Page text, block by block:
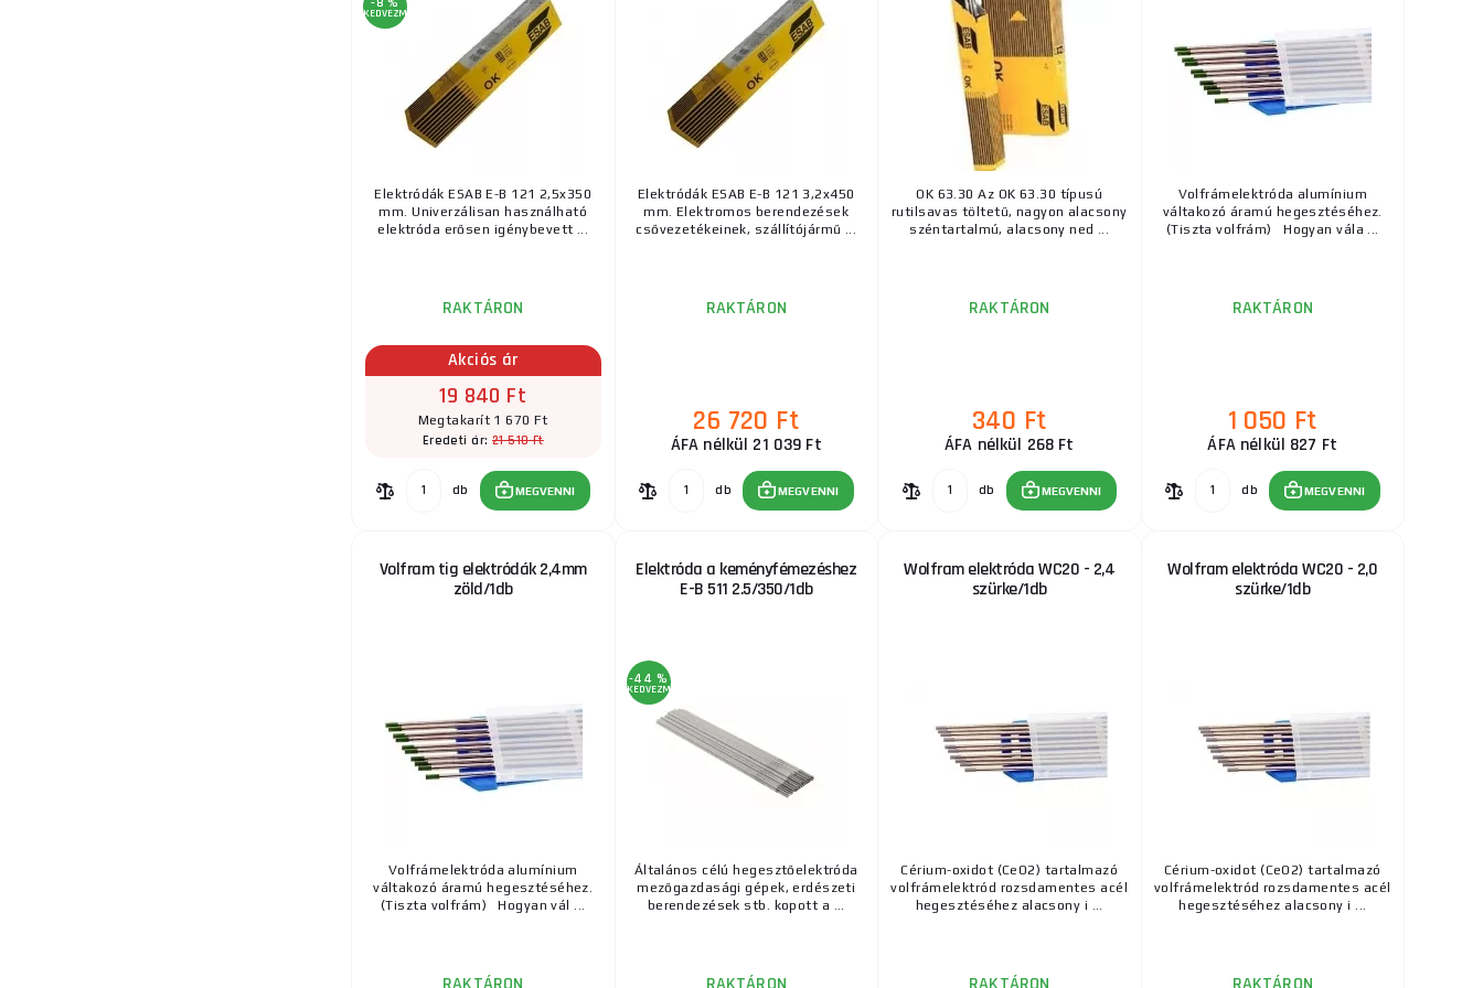
19.
A WL - lathane elektródák a WC elektródákhoz hasonlóan univerzálisak
szinte minden AC és DC hegesztési alkalmazáshoz. A ...
ks MEGVENNI
20.
Rutil elektródák J421/2,5x300/10db
Rutilelektródák univerzális felhasználásra, kb. 480 MPa szilárdságig.
Alkalmas vékony lemezek varrására és hegesztésére. ...
500 Ft
KEDVEZMÉNY
Elektródák ESAB E-B 121 2,5x350
mm. Univerzálisan használható
elektróda erősen igénybevett ...
RAKTÁRON
Akciós ár
19 840 Ft
Megtakarít 1 670 Ft
Eredeti ár: 21 510 Ft
db MEGVENNI
Elektródák ESAB E-B 121 3,2x450
mm. Elektromos berendezések
csővezetékeinek, szállítójármű ...
RAKTÁRON
26 720 Ft
ÁFA nélkül 21 039 Ft
db MEGVENNI
OK 63.30 Az OK 63.30 típusú
rutilsavas töltetű, nagyon alacsony
széntartalmú, alacsony ned ...
RAKTÁRON
340 Ft
ÁFA nélkül 268 Ft
db MEGVENNI
Volfrámelektróda alumínium
váltakozó áramú hegesztéséhez.
(Tiszta volfrám) Hogyan vála ...
RAKTÁRON
1 050 Ft
ÁFA nélkül 827 Ft
db MEGVENNI
Volfram tig elektródák 2,4mm
zöld/1db
Volfrámelektróda alumínium
váltakozó áramú hegesztéséhez.
(Tiszta volfrám) Hogyan vál ...
Elektróda a keményfémezéshez
E-B 511 2.5/350/1db
-44 %
KEDVEZMÉNY
Általános célú hegesztőelektróda
mezőgazdasági gépek, erdészeti
berendezések stb. kopott a ...
Wolfram elektróda WC20 - 2,4
szürke/1db
Cérium-oxidot (CeO2) tartalmazó
volfrámelektród rozsdamentes acél
hegesztéséhez alacsony i ...
Wolfram elektróda WC20 - 2,0
szürke/1db
Cérium-oxidot (CeO2) tartalmazó
volfrámelektród rozsdamentes acél
hegesztéséhez alacsony i ...